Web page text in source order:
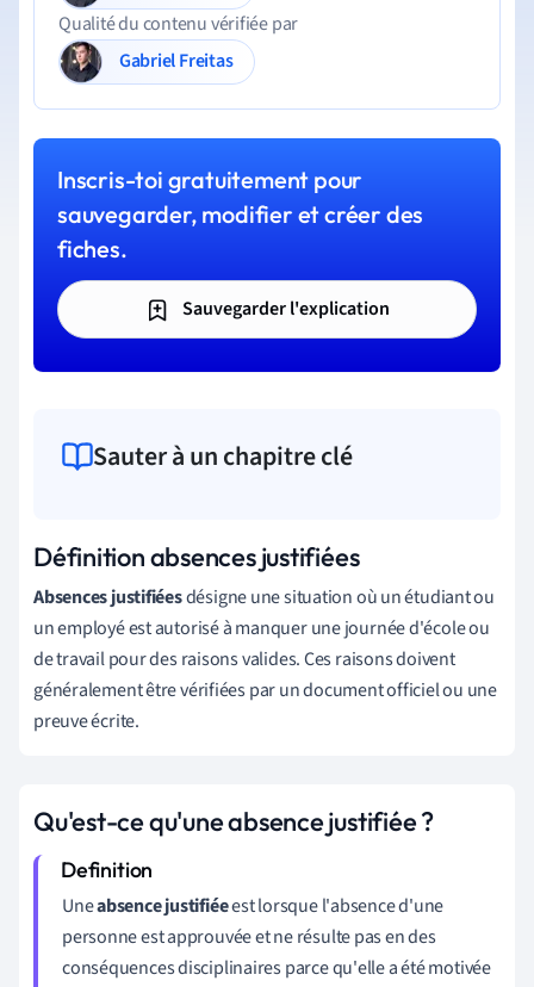
Qualité du contenu vérifiée par
Gabriel Freitas
Inscris-toi gratuitement pour
sauvegarder, modifier et créer des
fiches.
Sauvegarder l'explication
Sauter à un chapitre clé
Définition absences justifiées
Absences justifiéesdésigne une situation où un étudiant ou
un employé est autorisé à manquer une journée d'école ou
de travail pour des raisons valides. Ces raisons doivent
généralement être vérifiées par un document officiel ou une
preuve écrite.
Qu'est-ce qu'une absence justifiée ?
Uneabsence justifiéeest lorsque l'absence d'une
personne est approuvée et ne résulte pas en des
conséquences disciplinaires parce qu'elle a été motivée